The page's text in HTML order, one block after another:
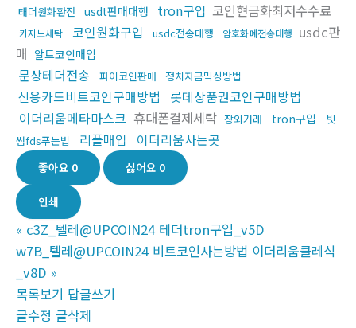
태더원화환전 usdt판매대행 tron구입 코인현금화최저수수료
카지노세탁 코인원화구입 usdc전송대행 암호화폐전송대행 usdc판
매 알트코인매입
문상테더전송 파이코인판매 정치자금믹싱방법
신용카드비트코인구매방법
롯데상품권코인구매방법
이더리움메타마스크 휴대폰결제세탁 장외거래 tron구입
빗
썸fds푸는법
리플매입 이더리움사는곳
좋아요 0 싫어요 0
인쇄
« c3Z_텔레@UPCOIN24 테더tron구입_v5D
w7B_텔레@UPCOIN24 비트코인사는방법 이더리움클레식
_v8D »
목록보기 답글쓰기
글수정 글삭제